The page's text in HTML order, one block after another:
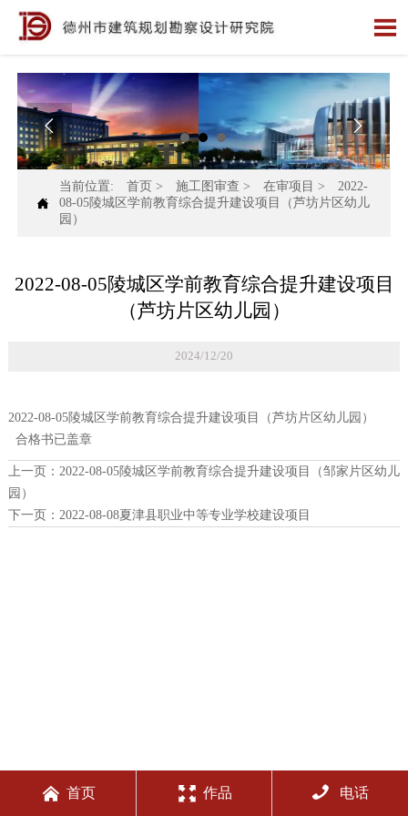

 

当前位置: 首页 > 施工图审查 > 在审项目 >
2022-
08-05陵城区学前教育综合提升建设项目（芦坊片区幼儿
园）
2022-08-05陵城区学前教育综合提升建设项目
（芦坊片区幼儿园）
2024/12/20
2022-08-05陵城区学前教育综合提升建设项目（芦坊片区幼儿园）
合格书已盖章
上一页： 2022-08-05陵城区学前教育综合提升建设项目（邹家片区幼儿
园）
下一页： 2022-08-08夏津县职业中等专业学校建设项目
 首页  作品  电话